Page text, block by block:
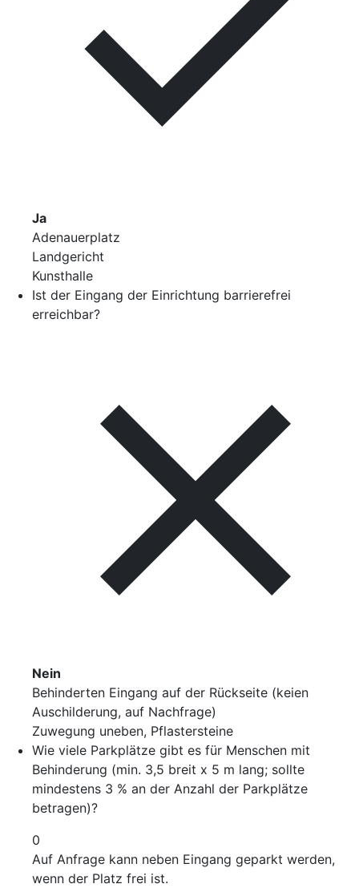
Ja
Adenauerplatz
Landgericht
Kunsthalle
Ist der Eingang der Einrichtung barrierefrei
erreichbar?
Nein
Behinderten Eingang auf der Rückseite (keien
Auschilderung, auf Nachfrage)
Zuwegung uneben, Pflastersteine
Wie viele Parkplätze gibt es für Menschen mit
Behinderung (min. 3,5 breit x 5 m lang; sollte
mindestens 3 % an der Anzahl der Parkplätze
betragen)?
0
Auf Anfrage kann neben Eingang geparkt werden,
wenn der Platz frei ist.